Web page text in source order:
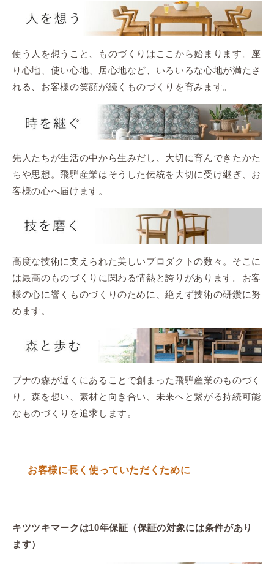
使う人を想うこと、ものづくりはここから始まります。座
り心地、使い心地、居心地など、いろいろな心地が満たさ
れる、お客様の笑顔が続くものづくりを育みます。
先人たちが生活の中から生みだし、大切に育んできたかた
ちや思想。飛騨産業はそうした伝統を大切に受け継ぎ、お
客様の心へ届けます。
高度な技術に支えられた美しいプロダクトの数々。そこに
は最高のものづくりに関わる情熱と誇りがあります。お客
様の心に響くものづくりのために、絶えず技術の研鑽に努
めます。
ブナの森が近くにあることで創まった飛騨産業のものづく
り。森を想い、素材と向き合い、未来へと繋がる持続可能
なものづくりを追求します。
お客様に長く使っていただくために
キツツキマークは10年保証（保証の対象には条件があり
ます）